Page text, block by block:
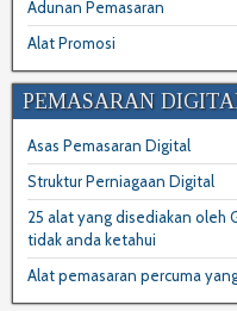
Adunan Pemasaran
Alat Promosi
PEMASARAN
Asas Pemasaran Digital
Struktur Perniagaan Digital
25 alat yang disediakan oleh
tidak anda ketahui
Alat pemasaran percuma